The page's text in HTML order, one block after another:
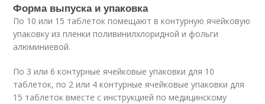
Форма выпуска и упаковка
По 10 или 15 таблеток помещают в контурную ячейковую
упаковку из пленки поливинилхлоридной и фольги
алюминиевой.
По 3 или 6 контурные ячейковые упаковки для 10
таблеток, по 2 или 4 контурные ячейковые упаковки для
15 таблеток вместе с инструкцией по медицинскому